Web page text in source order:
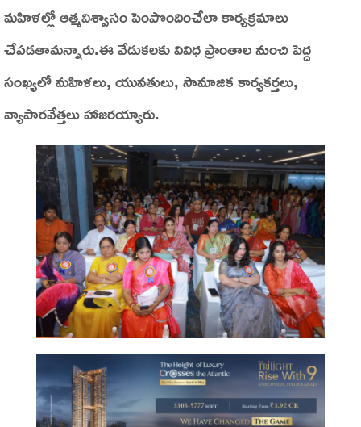
మహిళల్లో ఆత్మవిశ్వాసం పెంపొందించేలా కార్యక్రమాలు
చేపడతామన్నారు.ఈ వేడుకలకు వివిధ ప్రాంతాల నుంచి పెద్ద
సంఖ్యలో మహిళలు, యువతులు, సామాజిక కార్యకర్తలు,
వ్యాపారవేత్తలు హాజరయ్యారు.